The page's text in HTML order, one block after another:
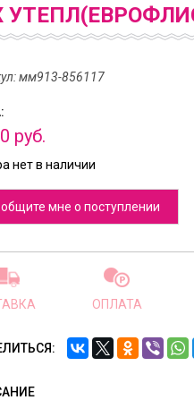
мм913-856117
руб.
нет в наличии
мне о поступлении
ОПЛАТА